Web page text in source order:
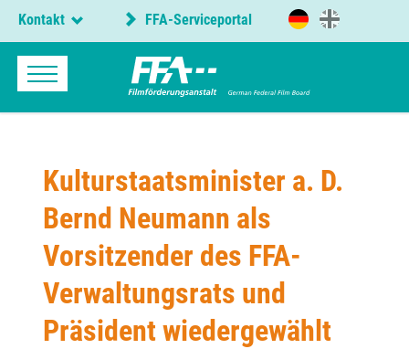
Kontakt FFA-Serviceportal
Kulturstaatsminister a. D.
Bernd Neumann als
Vorsitzender des FFA-
Verwaltungsrats und
Präsident wiedergewählt